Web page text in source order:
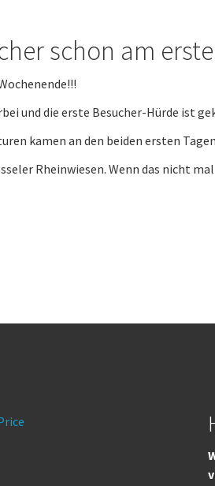
schon am
und die erste Besucher-Hürde ist
kamen an den beiden ersten Tagen
Rheinwiesen. Wenn das nicht mal